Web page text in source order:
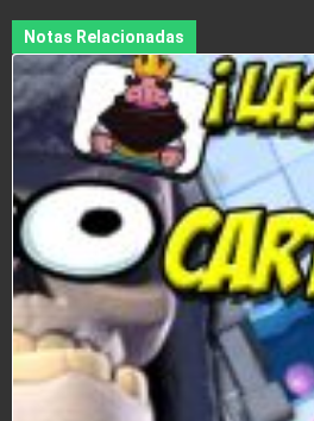
Notas Relacionadas